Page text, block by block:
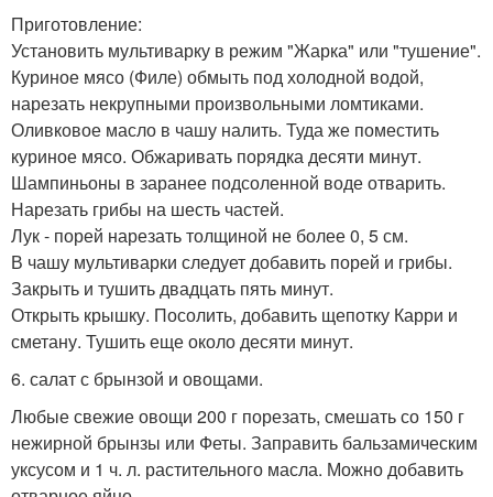
Приготовление:
Установить мультиварку в режим "Жарка" или "тушение".
Куриное мясо (Филе) обмыть под холодной водой,
нарезать некрупными произвольными ломтиками.
Оливковое масло в чашу налить. Туда же поместить
куриное мясо. Обжаривать порядка десяти минут.
Шампиньоны в заранее подсоленной воде отварить.
Нарезать грибы на шесть частей.
Лук - порей нарезать толщиной не более 0, 5 см.
В чашу мультиварки следует добавить порей и грибы.
Закрыть и тушить двадцать пять минут.
Открыть крышку. Посолить, добавить щепотку Карри и
сметану. Тушить еще около десяти минут.
6. салат с брынзой и овощами.
Любые свежие овощи 200 г порезать, смешать со 150 г
нежирной брынзы или Феты. Заправить бальзамическим
уксусом и 1 ч. л. растительного масла. Можно добавить